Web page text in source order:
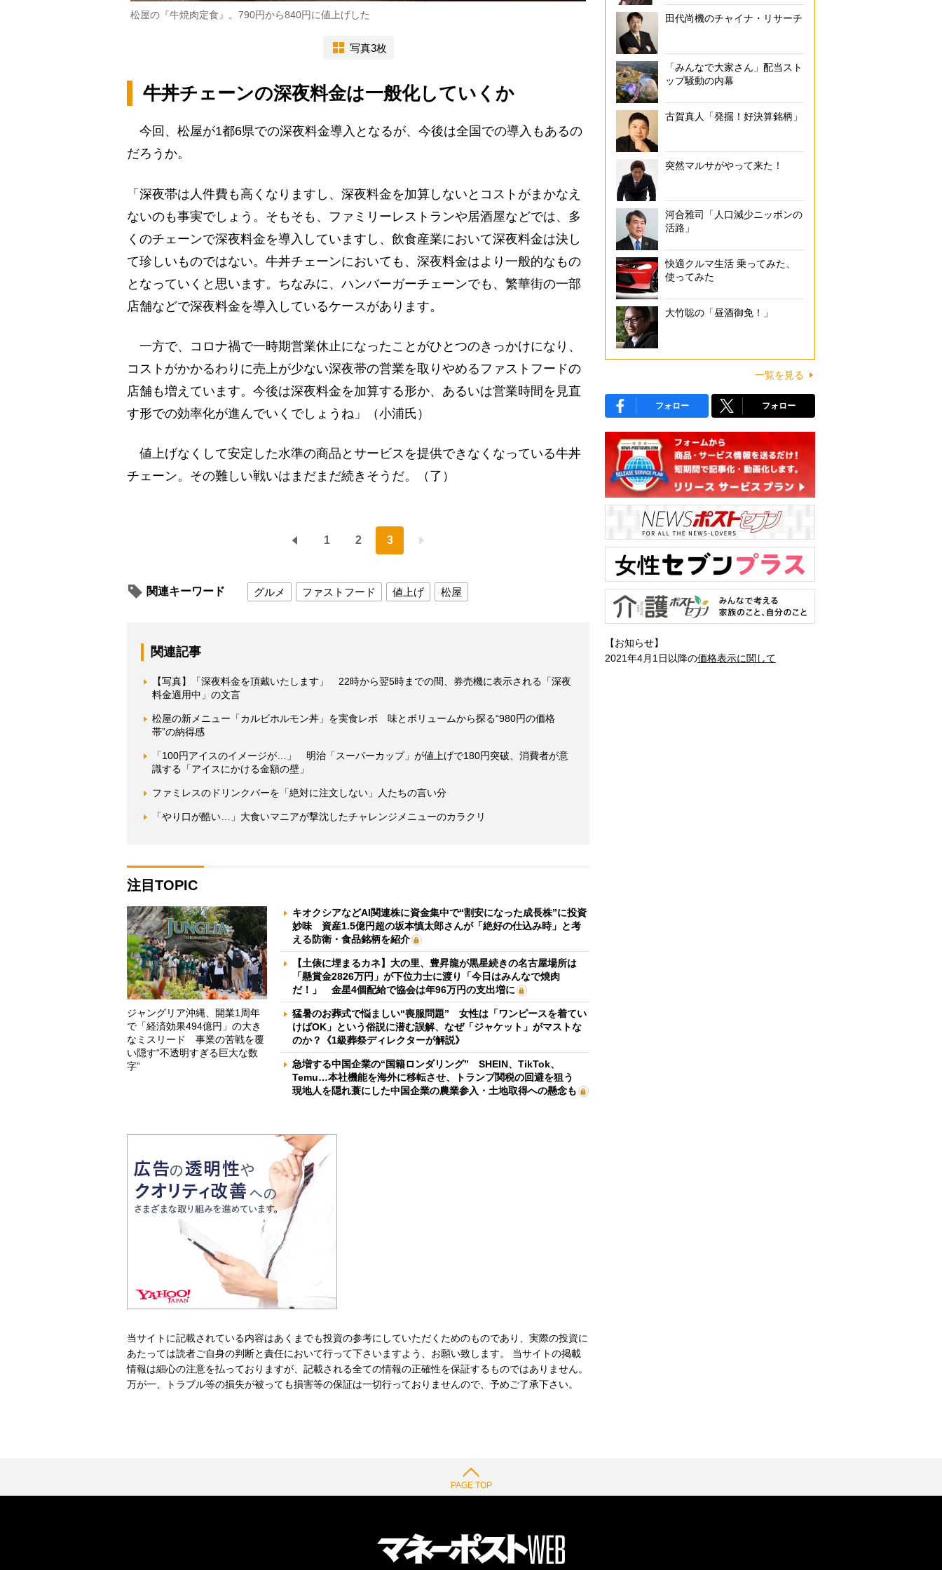
松屋の『牛焼肉定食』。790円から840円に値上げした
写真3枚
牛丼チェーンの深夜料金は一般化していくか
今回、松屋が1都6県での深夜料金導入となるが、今後は全国での導入もあるの
だろうか。
「深夜帯は人件費も高くなりますし、深夜料金を加算しないとコストがまかなえ
ないのも事実でしょう。そもそも、ファミリーレストランや居酒屋などでは、多
くのチェーンで深夜料金を導入していますし、飲食産業において深夜料金は決し
て珍しいものではない。牛丼チェーンにおいても、深夜料金はより一般的なもの
となっていくと思います。ちなみに、ハンバーガーチェーンでも、繁華街の一部
店舗などで深夜料金を導入しているケースがあります。
一方で、コロナ禍で一時期営業休止になったことがひとつのきっかけになり、
コストがかかるわりに売上が少ない深夜帯の営業を取りやめるファストフードの
店舗も増えています。今後は深夜料金を加算する形か、あるいは営業時間を見直
す形での効率化が進んでいくでしょうね」（小浦氏）
値上げなくして安定した水準の商品とサービスを提供できなくなっている牛丼
チェーン。その難しい戦いはまだまだ続きそうだ。（了）
1 2 3
関連キーワード グルメ ファストフード 値上げ 松屋
関連記事
【写真】「深夜料金を頂戴いたします」 22時から翌5時までの間、券売機に表示される「深夜
料金適用中」の文言
松屋の新メニュー「カルビホルモン丼」を実食レポ 味とボリュームから探る“980円の価格
帯”の納得感
「100円アイスのイメージが…」 明治「スーパーカップ」が値上げで180円突破、消費者が意
識する「アイスにかける金額の壁」
ファミレスのドリンクバーを「絶対に注文しない」人たちの言い分
「やり口が酷い…」大食いマニアが撃沈したチャレンジメニューのカラクリ
注目TOPIC
ジャングリア沖縄、開業1周年
で「経済効果494億円」の大き
なミスリード 事業の苦戦を覆
い隠す“不透明すぎる巨大な数
字”
キオクシアなどAI関連株に資金集中で“割安になった成長株”に投資
妙味 資産1.5億円超の坂本慎太郎さんが「絶好の仕込み時」と考
える防衛・食品銘柄を紹介
【土俵に埋まるカネ】大の里、豊昇龍が黒星続きの名古屋場所は
「懸賞金2826万円」が下位力士に渡り「今日はみんなで焼肉
だ！」 金星4個配給で協会は年96万円の支出増に
猛暑のお葬式で悩ましい“喪服問題” 女性は「ワンピースを着てい
けばOK」という俗説に潜む誤解、なぜ「ジャケット」がマストな
のか？《1級葬祭ディレクターが解説》
急増する中国企業の“国籍ロンダリング” SHEIN、TikTok、
Temu…本社機能を海外に移転させ、トランプ関税の回避を狙う
現地人を隠れ蓑にした中国企業の農業参入・土地取得への懸念も
当サイトに記載されている内容はあくまでも投資の参考にしていただくためのものであり、実際の投資に
あたっては読者ご自身の判断と責任において行って下さいますよう、お願い致します。 当サイトの掲載
情報は細心の注意を払っておりますが、記載される全ての情報の正確性を保証するものではありません。
万が一、トラブル等の損失が被っても損害等の保証は一切行っておりませんので、予めご了承下さい。
田代尚機のチャイナ・リサーチ
「みんなで大家さん」配当スト
ップ騒動の内幕
古賀真人「発掘！好決算銘柄」
突然マルサがやって来た！
河合雅司「人口減少ニッポンの
活路」
快適クルマ生活 乗ってみた、
使ってみた
大竹聡の「昼酒御免！」
一覧を見る
フォロー フォロー
【お知らせ】
2021年4月1日以降の価格表示に関して
PAGE TOP